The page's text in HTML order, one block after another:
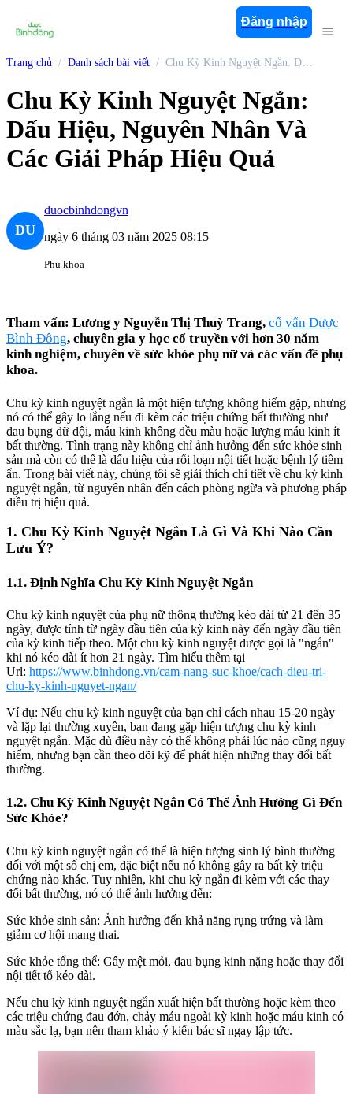
Đăng nhập
Trang chủ Danh sách bài viết Chu Kỳ Kinh Nguyệt Ngắn: Dấu Hiệu, Nguyên Nhân Và Các Giải Pháp Hiệu Quả
Chu Kỳ Kinh Nguyệt Ngắn:
Dấu Hiệu, Nguyên Nhân Và
Các Giải Pháp Hiệu Quả
DU
duocbinhdongvn
ngày 6 tháng 03 năm 2025 08:15
Phụ khoa
Tham vấn: Lương y Nguyễn Thị Thuỳ Trang, cố vấn Dược
Bình Đông, chuyên gia y học cổ truyền với hơn 30 năm
kinh nghiệm, chuyên về sức khỏe phụ nữ và các vấn đề phụ
khoa.
Chu kỳ kinh nguyệt ngắn là một hiện tượng không hiếm gặp, nhưng
nó có thể gây lo lắng nếu đi kèm các triệu chứng bất thường như
đau bụng dữ dội, máu kinh không đều màu hoặc lượng máu kinh ít
bất thường. Tình trạng này không chỉ ảnh hưởng đến sức khỏe sinh
sản mà còn có thể là dấu hiệu của rối loạn nội tiết hoặc bệnh lý tiềm
ẩn. Trong bài viết này, chúng tôi sẽ giải thích chi tiết về chu kỳ kinh
nguyệt ngắn, từ nguyên nhân đến cách phòng ngừa và phương pháp
điều trị hiệu quả.
1. Chu Kỳ Kinh Nguyệt Ngắn Là Gì Và Khi Nào Cần
Lưu Ý?
1.1. Định Nghĩa Chu Kỳ Kinh Nguyệt Ngắn
Chu kỳ kinh nguyệt của phụ nữ thông thường kéo dài từ 21 đến 35
ngày, được tính từ ngày đầu tiên của kỳ kinh này đến ngày đầu tiên
của kỳ kinh tiếp theo. Một chu kỳ kinh nguyệt được gọi là "ngắn"
khi nó kéo dài ít hơn 21 ngày. Tìm hiểu thêm tại
Url: https://www.binhdong.vn/cam-nang-suc-khoe/cach-dieu-tri-
chu-ky-kinh-nguyet-ngan/
Ví dụ: Nếu chu kỳ kinh nguyệt của bạn chỉ cách nhau 15-20 ngày
và lặp lại thường xuyên, bạn đang gặp hiện tượng chu kỳ kinh
nguyệt ngắn. Mặc dù điều này có thể không phải lúc nào cũng nguy
hiểm, nhưng bạn cần theo dõi kỹ để phát hiện những thay đổi bất
thường.
1.2. Chu Kỳ Kinh Nguyệt Ngắn Có Thể Ảnh Hưởng Gì Đến
Sức Khỏe?
Chu kỳ kinh nguyệt ngắn có thể là hiện tượng sinh lý bình thường
đối với một số chị em, đặc biệt nếu nó không gây ra bất kỳ triệu
chứng nào khác. Tuy nhiên, khi chu kỳ ngắn đi kèm với các thay
đổi bất thường, nó có thể ảnh hưởng đến:
Sức khỏe sinh sản: Ảnh hưởng đến khả năng rụng trứng và làm
giảm cơ hội mang thai.
Sức khỏe tổng thể: Gây mệt mỏi, đau bụng kinh nặng hoặc thay đổi
nội tiết tố kéo dài.
Nếu chu kỳ kinh nguyệt ngắn xuất hiện bất thường hoặc kèm theo
các triệu chứng đau đớn, chảy máu ngoài kỳ kinh hoặc máu kinh có
màu sắc lạ, bạn nên tham khảo ý kiến bác sĩ ngay lập tức.